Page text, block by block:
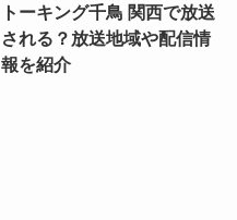
トーキング千鳥 関西で放送
される？放送地域や配信情
報を紹介